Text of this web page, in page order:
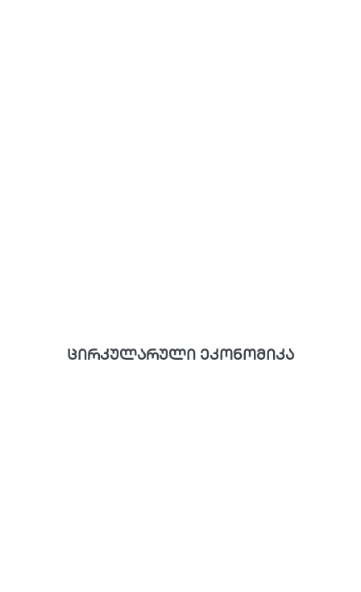
ცირკულარული ეკონომიკა